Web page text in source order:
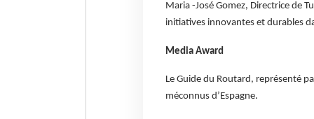
Maria -José Gomez, Directrice de
initiatives innovantes et durables
Media Award
Le Guide du Routard, représenté
méconnus d’Espagne.